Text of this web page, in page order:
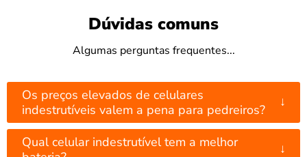
Dúvidas comuns
Algumas perguntas frequentes...
Os preços elevados de celulares
indestrutíveis valem a pena para pedreiros?
↓
Qual celular indestrutível tem a melhor
↓